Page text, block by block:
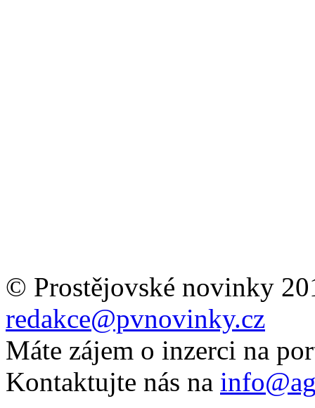
© Prostějovské novinky
redakce@pvnovinky.cz
Máte zájem o inzerci na
Kontaktujte nás na